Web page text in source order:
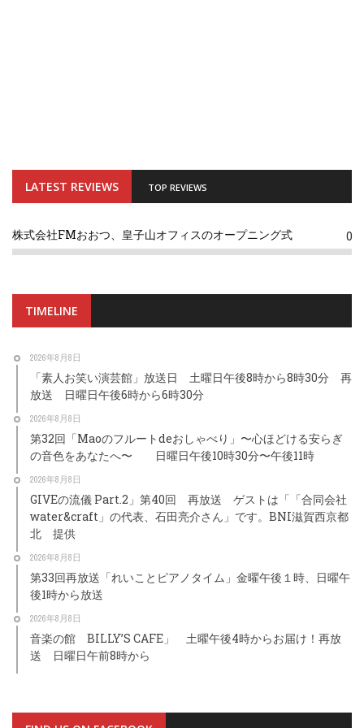
LATEST REVIEWS TOP REVIEWS
株式会社FMおおつ、皇子山オフィスのオープニング式 0
TIMELINE
2026年8月8日
「素人お笑い演芸館」放送日 土曜日午後8時から8時30分 再
放送 日曜日午後6時から6時30分
2026年8月8日
第32回「Maoのフルートdeおしゃべり」〜心ほどける安らぎ
の音色をあなたへ〜 日曜日午後10時30分〜午後11時
2026年8月8日
GIVEの流儀 Part.2」第40回 再放送 ゲストは「「合同会社
water&craft」の代表、石田亮介さん」です。BNI滋賀西京都
北 提供
2026年8月8日
第33回再放送「れいことピアノタイム」金曜午後１時、日曜午
後1時から放送
2026年8月8日
音楽の館 BILLY’S CAFE」 土曜午後4時からお届け！再放
送 日曜日午前8時から